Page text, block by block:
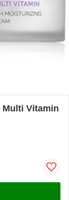
Vitamin